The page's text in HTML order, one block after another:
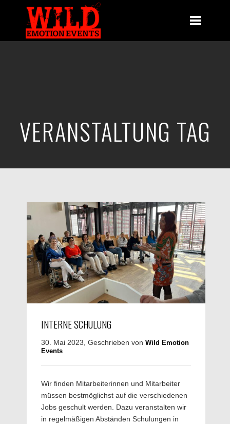
VERANSTALTUNG TAG
INTERNE SCHULUNG
30. Mai 2023, Geschrieben von Wild Emotion
Events
Wir finden Mitarbeiterinnen und Mitarbeiter
müssen bestmöglichst auf die verschiedenen
Jobs geschult werden. Dazu veranstalten wir
in regelmäßigen Abständen Schulungen in